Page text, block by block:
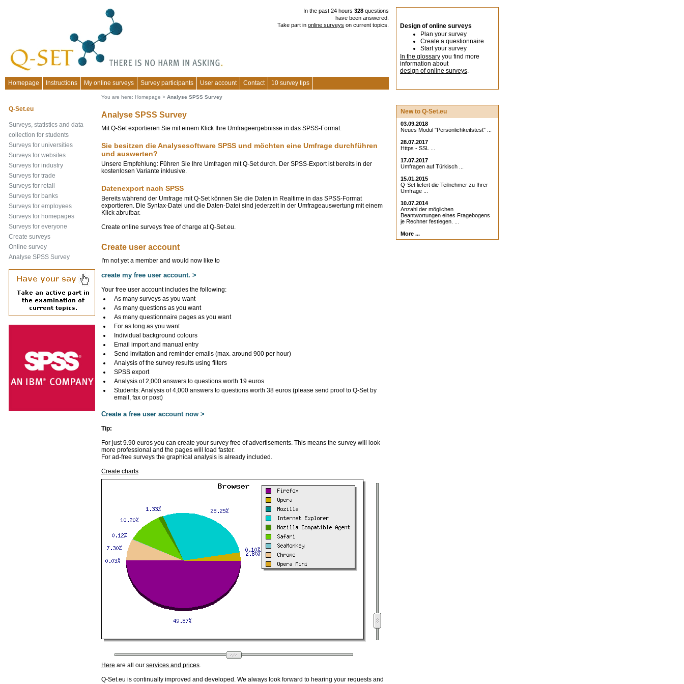
In the past 24 hours 328 questions
have been answered.
Take part in online surveys on current topics.
Design of online surveys
Plan your survey
Create a questionnaire
Start your survey
In the glossary you find more
information about
design of online surveys.
Homepage
Instructions My online surveys Survey participants User account Contact 10 survey tips
You are here: Homepage > Analyse SPSS Survey
Analyse SPSS Survey
Mit Q-Set exportieren Sie mit einem Klick Ihre Umfrageergebnisse in das SPSS-Format.
Sie besitzen die Analysesoftware SPSS und möchten eine Umfrage durchführen
und auswerten?
Unsere Empfehlung: Führen Sie Ihre Umfragen mit Q-Set durch. Der SPSS-Export ist bereits in der
kostenlosen Variante inklusive.
Datenexport nach SPSS
Bereits während der Umfrage mit Q-Set können Sie die Daten in Realtime in das SPSS-Format
exportieren. Die Syntax-Datei und die Daten-Datei sind jederzeit in der Umfrageauswertung mit einem
Klick abrufbar.
Create online surveys free of charge at Q-Set.eu.
Create user account
I'm not yet a member and would now like to
create my free user account. >
Your free user account includes the following:
As many surveys as you want
As many questions as you want
As many questionnaire pages as you want
For as long as you want
Individual background colours
Email import and manual entry
Send invitation and reminder emails (max. around 900 per hour)
Analysis of the survey results using filters
SPSS export
Analysis of 2,000 answers to questions worth 19 euros
Students: Analysis of 4,000 answers to questions worth 38 euros (please send proof to Q-Set by
email, fax or post)
Create a free user account now >
Tip:
For just 9.90 euros you can create your survey free of advertisements. This means the survey will look
more professional and the pages will load faster.
For ad-free surveys the graphical analysis is already included.
Create charts
Here are all our services and prices.
Q-Set.eu is continually improved and developed. We always look forward to hearing your requests and
New to Q-Set.eu
03.09.2018
Neues Modul "Persönlichkeitstest" ...
28.07.2017
Https - SSL ...
17.07.2017
Umfragen auf Türkisch ...
15.01.2015
Q-Set liefert die Teilnehmer zu Ihrer
Umfrage ...
10.07.2014
Anzahl der möglichen
Beantwortungen eines Fragebogens
je Rechner festlegen. ...
More ...
Q-Set.eu
Surveys, statistics and data
collection for students
Surveys for universities
Surveys for websites
Surveys for industry
Surveys for trade
Surveys for retail
Surveys for banks
Surveys for employees
Surveys for homepages
Surveys for everyone
Create surveys
Online survey
Analyse SPSS Survey